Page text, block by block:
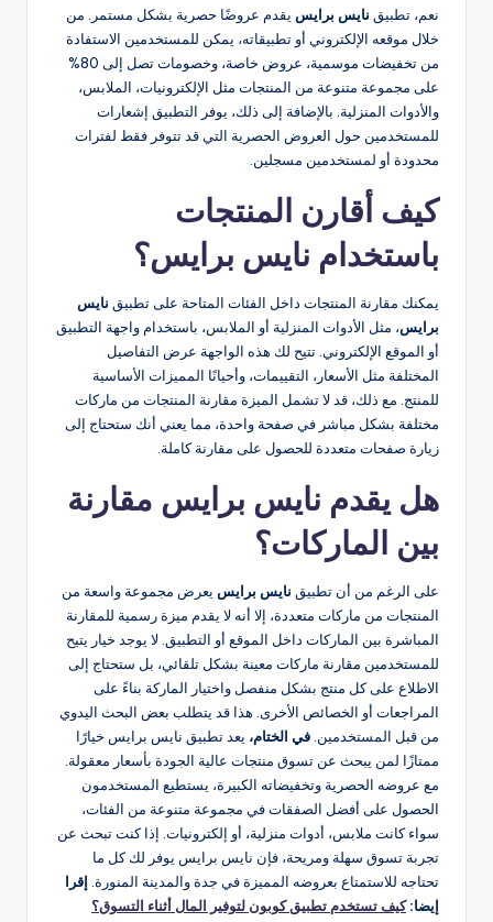
نعم، تطبيق نايس برايس يقدم عروضًا حصرية بشكل مستمر. من
خلال موقعه الإلكتروني أو تطبيقاته، يمكن للمستخدمين الاستفادة
من تخفيضات موسمية، عروض خاصة، وخصومات تصل إلى 80%
على مجموعة متنوعة من المنتجات مثل الإلكترونيات، الملابس،
والأدوات المنزلية. بالإضافة إلى ذلك، يوفر التطبيق إشعارات
للمستخدمين حول العروض الحصرية التي قد تتوفر فقط لفترات
محدودة أو لمستخدمين مسجلين​.
كيف أقارن المنتجات
باستخدام نايس برايس؟
يمكنك مقارنة المنتجات داخل الفئات المتاحة على تطبيق نايس
برايس، مثل الأدوات المنزلية أو الملابس، باستخدام واجهة التطبيق
أو الموقع الإلكتروني. تتيح لك هذه الواجهة عرض التفاصيل
المختلفة مثل الأسعار، التقييمات، وأحيانًا المميزات الأساسية
للمنتج. مع ذلك، قد لا تشمل الميزة مقارنة المنتجات من ماركات
مختلفة بشكل مباشر في صفحة واحدة، مما يعني أنك ستحتاج إلى
زيارة صفحات متعددة للحصول على مقارنة كاملة​.
هل يقدم نايس برايس مقارنة
بين الماركات؟
على الرغم من أن تطبيق نايس برايس يعرض مجموعة واسعة من
المنتجات من ماركات متعددة، إلا أنه لا يقدم ميزة رسمية للمقارنة
المباشرة بين الماركات داخل الموقع أو التطبيق. لا يوجد خيار يتيح
للمستخدمين مقارنة ماركات معينة بشكل تلقائي، بل ستحتاج إلى
الاطلاع على كل منتج بشكل منفصل واختيار الماركة بناءً على
المراجعات أو الخصائص الأخرى. هذا قد يتطلب بعض البحث اليدوي
من قبل المستخدمين​. في الختام، يعد تطبيق نايس برايس خيارًا
ممتازًا لمن يبحث عن تسوق منتجات عالية الجودة بأسعار معقولة.
مع عروضه الحصرية وتخفيضاته الكبيرة، يستطيع المستخدمون
الحصول على أفضل الصفقات في مجموعة متنوعة من الفئات،
سواء كانت ملابس، أدوات منزلية، أو إلكترونيات. إذا كنت تبحث عن
تجربة تسوق سهلة ومريحة، فإن نايس برايس يوفر لك كل ما
تحتاجه للاستمتاع بعروضه المميزة في جدة والمدينة المنورة. إقرا
إيضا:كيف تستخدم تطبيق كوبون لتوفير المال أثناء التسوق؟